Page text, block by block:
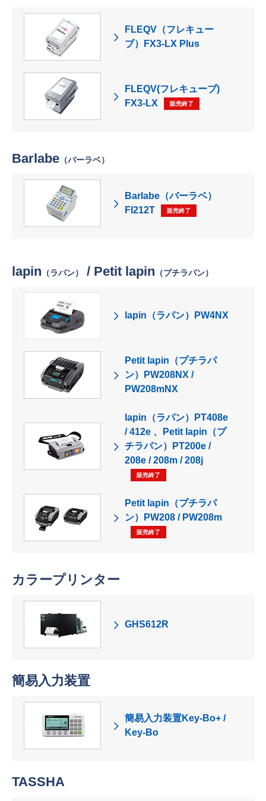
FLEQV（フレキュー
ブ）FX3-LX Plus
FLEQV(フレキューブ)
FX3-LX
販売終了
Barlabe （バーラベ）
Barlabe（バーラベ）
FI212T
販売終了
lapin （ラパン） / Petit lapin （プチラパン）
lapin（ラパン）PW4NX
Petit lapin（プチラパ
ン）PW208NX /
PW208mNX
lapin（ラパン）PT408e
/ 412e 、Petit lapin（プ
チラパン）PT200e /
208e / 208m / 208j
販売終了
Petit lapin（プチラパ
ン）PW208 / PW208m
販売終了
カラープリンター
GHS612R
簡易入力装置
簡易入力装置Key-Bo+ /
Key-Bo
TASSHA